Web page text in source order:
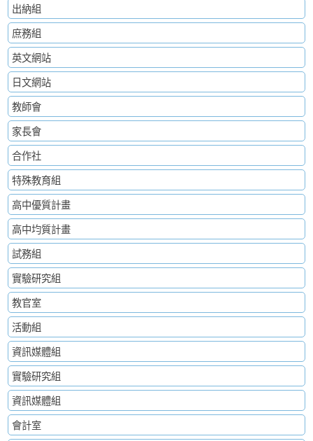
出納組
庶務組
英文網站
日文網站
教師會
家長會
合作社
特殊教育組
高中優質計畫
高中均質計畫
試務組
實驗研究組
教官室
活動組
資訊媒體組
實驗研究組
資訊媒體組
會計室